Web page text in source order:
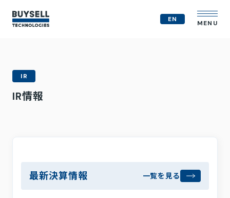
EN MENU
会社概要
コンプライアンス体制
M&A戦略
IR
IR情報
最新決算情報 一覧を見る